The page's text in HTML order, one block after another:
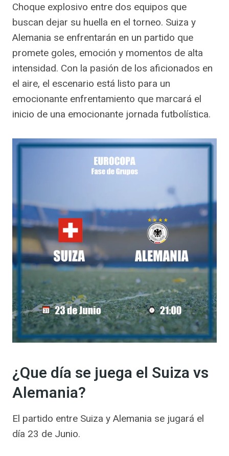
Choque explosivo entre dos equipos que
buscan dejar su huella en el torneo. Suiza y
Alemania se enfrentarán en un partido que
promete goles, emoción y momentos de alta
intensidad. Con la pasión de los aficionados en
el aire, el escenario está listo para un
emocionante enfrentamiento que marcará el
inicio de una emocionante jornada futbolística.
¿Que día se juega el Suiza vs
Alemania?
El partido entre Suiza y Alemania se jugará el
día 23 de Junio.